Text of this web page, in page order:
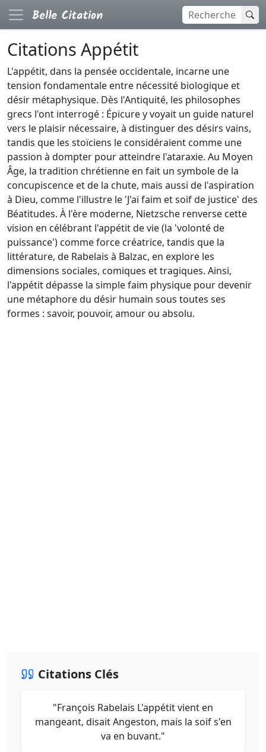
Citations Appétit
L'appétit, dans la pensée occidentale, incarne une
tension fondamentale entre nécessité biologique et
désir métaphysique. Dès l'Antiquité, les philosophes
grecs l'ont interrogé : Épicure y voyait un guide naturel
vers le plaisir nécessaire, à distinguer des désirs vains,
tandis que les stoïciens le considéraient comme une
passion à dompter pour atteindre l'ataraxie. Au Moyen
Âge, la tradition chrétienne en fait un symbole de la
concupiscence et de la chute, mais aussi de l'aspiration
à Dieu, comme l'illustre le 'J'ai faim et soif de justice' des
Béatitudes. À l'ère moderne, Nietzsche renverse cette
vision en célébrant l'appétit de vie (la 'volonté de
puissance') comme force créatrice, tandis que la
littérature, de Rabelais à Balzac, en explore les
dimensions sociales, comiques et tragiques. Ainsi,
l'appétit dépasse la simple faim physique pour devenir
une métaphore du désir humain sous toutes ses
formes : savoir, pouvoir, amour ou absolu.
Citations Clés
"François Rabelais L'appétit vient en
mangeant, disait Angeston, mais la soif s'en
va en buvant."